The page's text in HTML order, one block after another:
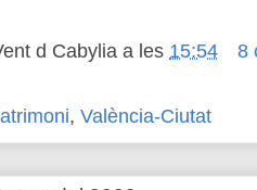
d Cabylia a les 15:54 8
, València-Ciutat